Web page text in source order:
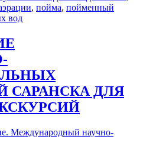
, пойма, пойменный
вод
САРАНСКА ДЛЯ
Международный научно-